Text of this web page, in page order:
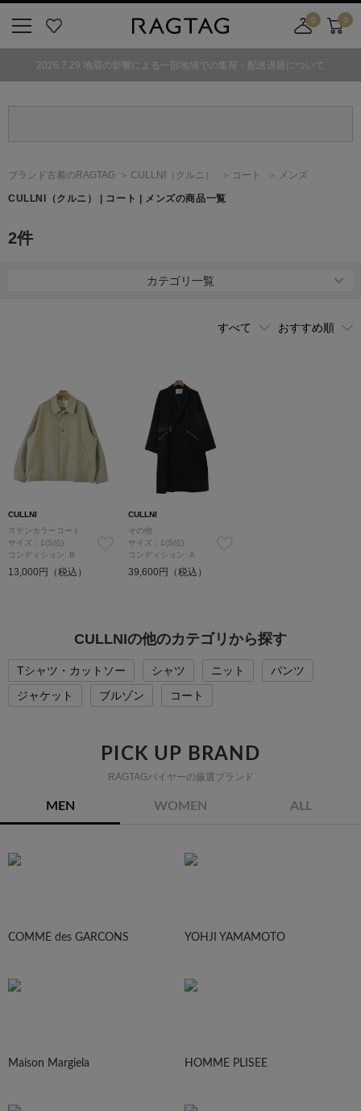
気
0
舗
カ
ト
0
2026.7.29 地震の影響による一部地域での集荷・配送遅延について
ブランド古着のRAGTAG CULLNI （クルニ） コート メンズ
CULLNI （クルニ） | コート | メンズの商品一覧
2件
カテゴリ一覧
CULLNI
ステンカラーコート
サイズ：1(S位)
コンディション: B
13,000円（税込）
CULLNI
その他
サイズ：1(S位)
コンディション: A
39,600円（税込）
CULLNIの他のカテゴリから探す
Tシャツ・カットソー シャツ ニット
パンツ
ジャケット
ブルゾン コート
PICK UP BRAND
RAGTAGバイヤーの厳選ブランド
MEN WOMEN ALL
COMME des GARCONS YOHJI YAMAMOTO
Maison Margiela HOMME PLISEE